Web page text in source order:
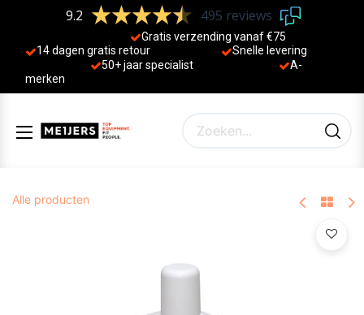
9.2 495 reviews
Gratis verzending vanaf €75
14 dagen gratis retour
Sne lle levering
50+ jaar specialist
A-
merken
Alle producten